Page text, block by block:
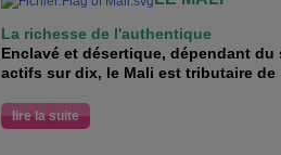
La richesse de l'authentique
Enclavé et désertique, dépendant
actifs sur dix, le Mali est tributaire
lire la suite